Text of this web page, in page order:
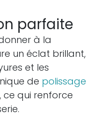
parfaite
à la
un éclat brillant,
et les
de polissage
ce qui renforce